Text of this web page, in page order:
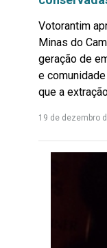
Votorantim
Minas do
geração de
e
que a
19 de dezembro